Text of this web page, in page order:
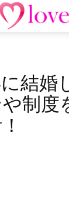
結婚
制度